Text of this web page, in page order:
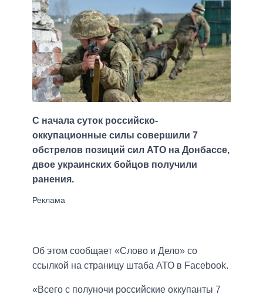
С начала суток российско-
оккупационные силы совершили 7
обстрелов позиций сил АТО на Донбассе,
двое украинских бойцов получили
ранения.
Об этом сообщает «Слово и Дело» со
ссылкой на страницу штаба АТО в Facebook.
«Всего с полуночи российские оккупанты 7